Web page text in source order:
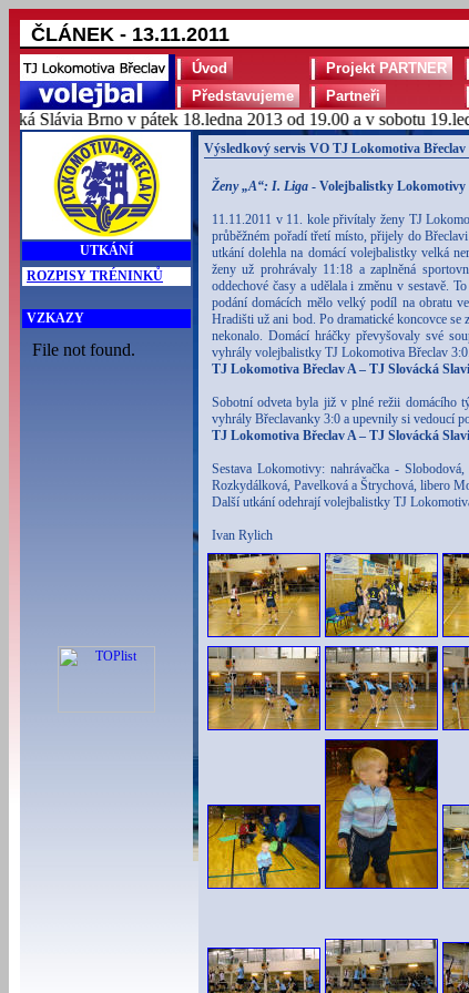
ČLÁNEK - 13.11.2011
Úvod Projekt PARTNER
Představujeme
Partneři
Brno v pátek 18.ledna 2013 od 19.00 a v sobotu 19.ledna
UTKÁNÍ
ROZPISY TRÉNINKŮ
VZKAZY
Výsledkový servis VO TJ Lokomotiva Břeclav
Ženy „A“: I. Liga - Volejbalistky Lokomotivy
11.11.2011 v 11. kole přivítaly ženy TJ
průběžném pořadí třetí místo, přijely do
utkání dolehla na domácí volejbalistky velká
ženy už prohrávaly 11:18 a zaplněná
oddechové časy a udělala i změnu v sestavě.
podání domácích mělo velký podíl na obratu
Hradišti už ani bod. Po dramatické koncovce
nekonalo. Domácí hráčky převyšovaly své
vyhrály volejbalistky TJ Lokomotiva Břeclav 3:0.
TJ Lokomotiva Břeclav A – TJ Slovácká
Sobotní odveta byla již v plné režii domácího
vyhrály Břeclavanky 3:0 a upevnily si vedoucí
TJ Lokomotiva Břeclav A – TJ Slovácká
Sestava Lokomotivy: nahrávačka -
Rozkydálková, Pavelková a Štrychová, libero
Další utkání odehrají volejbalistky TJ
Ivan Rylich